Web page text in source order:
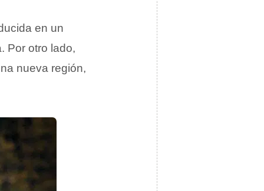
en un
Por otro lado,
nueva región,